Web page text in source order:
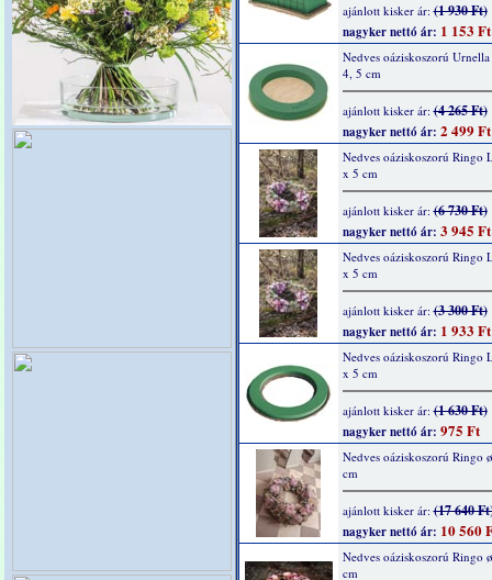
ajánlott kisker ár:(1 930 Ft)
nagyker nettó ár: 1 153 Ft
Nedves oáziskoszorú
4, 5 cm
ajánlott kisker ár:(4 265 Ft)
nagyker nettó ár: 2 499 Ft
Nedves oáziskoszorú Ringo
x 5 cm
ajánlott kisker ár:(6 730 Ft)
nagyker nettó ár: 3 945 Ft
Nedves oáziskoszorú Ringo
x 5 cm
ajánlott kisker ár:(3 300 Ft)
nagyker nettó ár: 1 933 Ft
Nedves oáziskoszorú Ringo
x 5 cm
ajánlott kisker ár:(1 630 Ft)
nagyker nettó ár: 975 Ft
Nedves oáziskoszorú Ringo
cm
ajánlott kisker ár:(17 640
nagyker nettó ár: 10 560
Nedves oáziskoszorú Ringo
cm